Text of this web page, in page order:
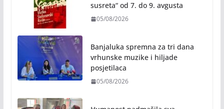
susreta“ od 7. do 9. avgusta
05/08/2026
Banjaluka spremna za tri dana
vrhunske muzike i hiljade
posjetilaca
05/08/2026